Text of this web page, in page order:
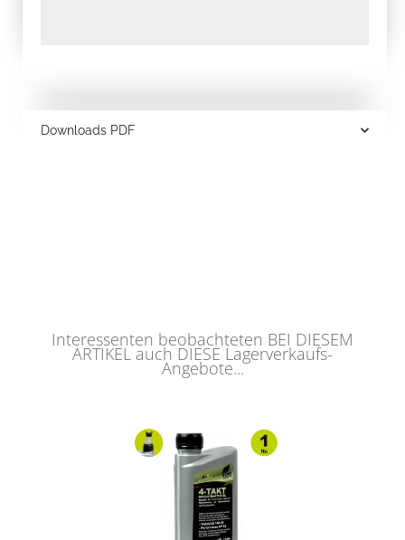
Downloads PDF
Interessenten beobachteten BEI DIESEM
ARTIKEL auch DIESE Lagerverkaufs-
Angebote...